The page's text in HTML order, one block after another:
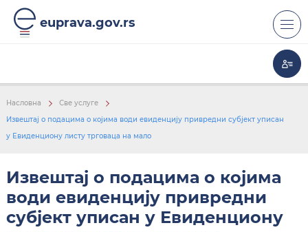
euprava.gov.rs
Насловна
Све услуге
Извештај о подацима о којима води евиденцију привредни субјект уписан
у Евиденциону листу трговаца на мало
Извештај о подацима о којима
води евиденцију привредни
субјект уписан у Евиденциону